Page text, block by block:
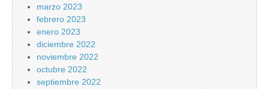
marzo 2023
febrero 2023
enero 2023
diciembre 2022
noviembre 2022
octubre 2022
septiembre 2022